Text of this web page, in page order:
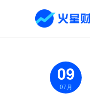
09
07月